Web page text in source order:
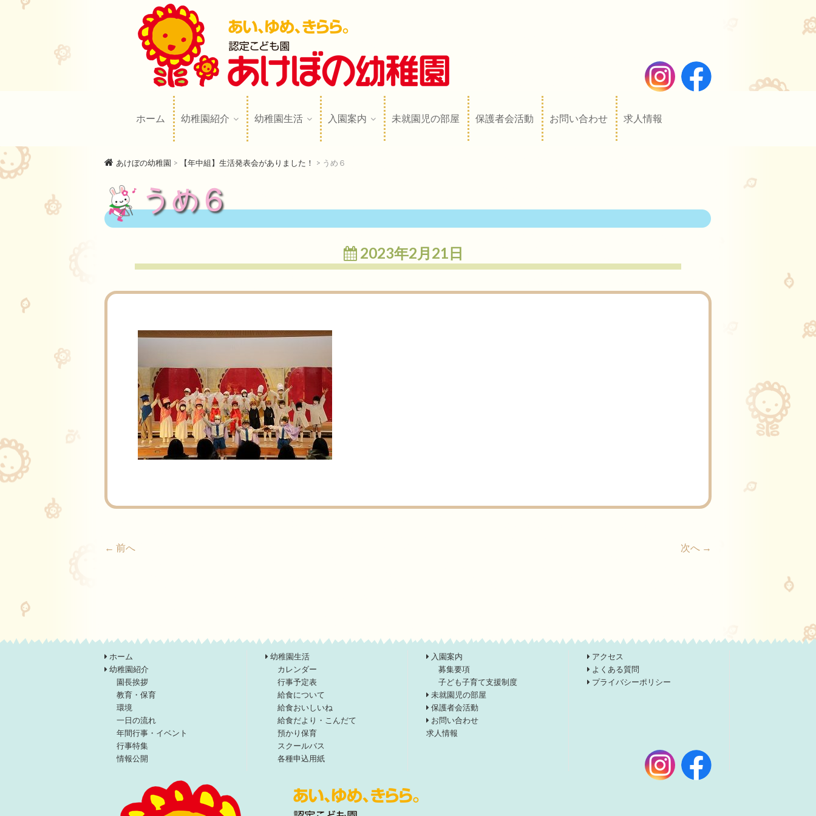
あけぼの幼稚園
ホーム 幼稚園紹介 幼稚園生活 入園案内 未就園児の部屋 保護者会活動 お問い合わせ 求人情報
あけぼの幼稚園 > 【年中組】生活発表会がありました！ > うめ６
うめ６
2023年2月21日
← 前へ 次へ →
ホーム
幼稚園紹介
園長挨拶
教育・保育
環境
一日の流れ
年間行事・イベント
行事特集
情報公開
幼稚園生活
カレンダー
行事予定表
給食について
給食おいしいね
給食だより・こんだて
預かり保育
スクールバス
各種申込用紙
入園案内
募集要項
子ども子育て支援制度
未就園児の部屋
保護者会活動
お問い合わせ
求人情報
アクセス
よくある質問
プライバシーポリシー